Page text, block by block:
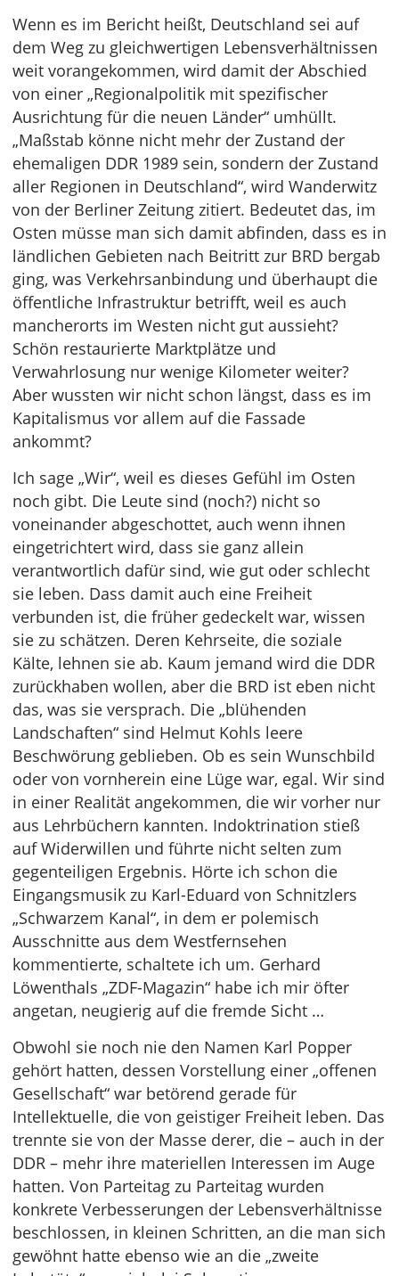
Wenn es im Bericht heißt, Deutschland sei auf
dem Weg zu gleichwertigen Lebensverhältnissen
weit vorangekommen, wird damit der Abschied
von einer „Regionalpolitik mit spezifischer
Ausrichtung für die neuen Länder“ umhüllt.
„Maßstab könne nicht mehr der Zustand der
ehemaligen DDR 1989 sein, sondern der Zustand
aller Regionen in Deutschland“, wird Wanderwitz
von der Berliner Zeitung zitiert. Bedeutet das, im
Osten müsse man sich damit abfinden, dass es in
ländlichen Gebieten nach Beitritt zur BRD bergab
ging, was Verkehrsanbindung und überhaupt die
öffentliche Infrastruktur betrifft, weil es auch
mancherorts im Westen nicht gut aussieht?
Schön restaurierte Marktplätze und
Verwahrlosung nur wenige Kilometer weiter?
Aber wussten wir nicht schon längst, dass es im
Kapitalismus vor allem auf die Fassade
ankommt?
Ich sage „Wir“, weil es dieses Gefühl im Osten
noch gibt. Die Leute sind (noch?) nicht so
voneinander abgeschottet, auch wenn ihnen
eingetrichtert wird, dass sie ganz allein
verantwortlich dafür sind, wie gut oder schlecht
sie leben. Dass damit auch eine Freiheit
verbunden ist, die früher gedeckelt war, wissen
sie zu schätzen. Deren Kehrseite, die soziale
Kälte, lehnen sie ab. Kaum jemand wird die DDR
zurückhaben wollen, aber die BRD ist eben nicht
das, was sie versprach. Die „blühenden
Landschaften“ sind Helmut Kohls leere
Beschwörung geblieben. Ob es sein Wunschbild
oder von vornherein eine Lüge war, egal. Wir sind
in einer Realität angekommen, die wir vorher nur
aus Lehrbüchern kannten. Indoktrination stieß
auf Widerwillen und führte nicht selten zum
gegenteiligen Ergebnis. Hörte ich schon die
Eingangsmusik zu Karl-Eduard von Schnitzlers
„Schwarzem Kanal“, in dem er polemisch
Ausschnitte aus dem Westfernsehen
kommentierte, schaltete ich um. Gerhard
Löwenthals „ZDF-Magazin“ habe ich mir öfter
angetan, neugierig auf die fremde Sicht …
Obwohl sie noch nie den Namen Karl Popper
gehört hatten, dessen Vorstellung einer „offenen
Gesellschaft“ war betörend gerade für
Intellektuelle, die von geistiger Freiheit leben. Das
trennte sie von der Masse derer, die – auch in der
DDR – mehr ihre materiellen Interessen im Auge
hatten. Von Parteitag zu Parteitag wurden
konkrete Verbesserungen der Lebensverhältnisse
beschlossen, in kleinen Schritten, an die man sich
gewöhnt hatte ebenso wie an die „zweite